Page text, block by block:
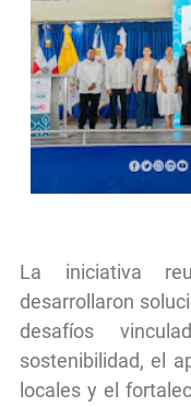
La iniciativa
desarrollaron
desafíos
sostenibilidad, el
locales y el